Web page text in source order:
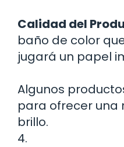
Calidad del
baño de color
jugará un papel
Algunos
para ofrecer una
brillo.
4.